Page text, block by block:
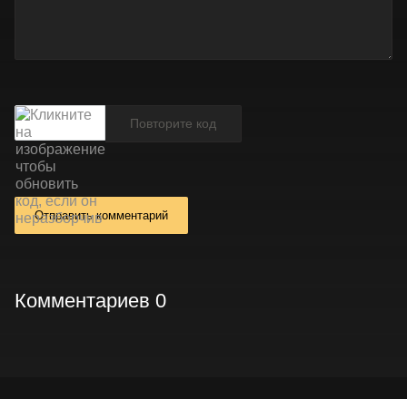
Отправить комментарий
Комментариев 0